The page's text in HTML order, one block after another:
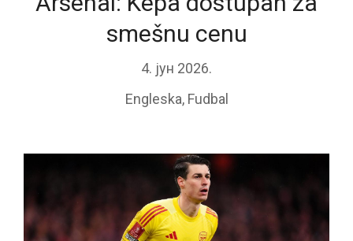
smešnu cenu
4. јун 2026.
Engleska, Fudbal